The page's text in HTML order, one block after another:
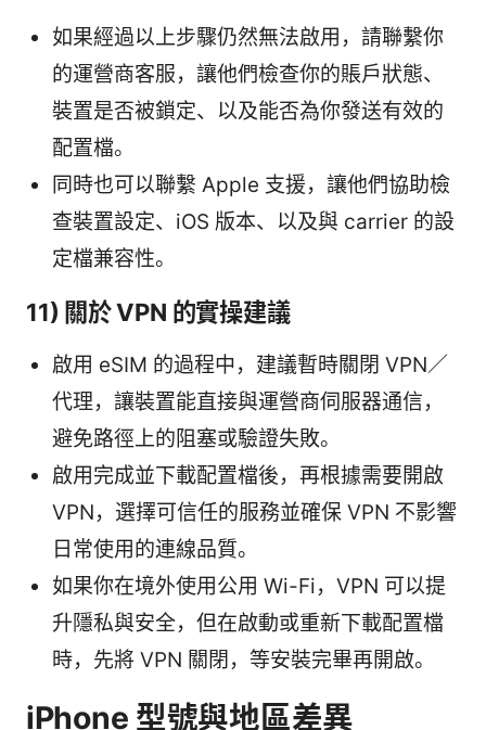
如果經過以上步驟仍然無法啟用，請聯繫你
的運營商客服，讓他們檢查你的賬戶狀態、
裝置是否被鎖定、以及能否為你發送有效的
配置檔。
同時也可以聯繫 Apple 支援，讓他們協助檢
查裝置設定、iOS 版本、以及與 carrier 的設
定檔兼容性。
11) 關於 VPN 的實操建議
啟用 eSIM 的過程中，建議暫時關閉 VPN／
代理，讓裝置能直接與運營商伺服器通信，
避免路徑上的阻塞或驗證失敗。
啟用完成並下載配置檔後，再根據需要開啟
VPN，選擇可信任的服務並確保 VPN 不影響
日常使用的連線品質。
如果你在境外使用公用 Wi-Fi，VPN 可以提
升隱私與安全，但在啟動或重新下載配置檔
時，先將 VPN 關閉，等安裝完畢再開啟。
iPhone 型號與地區差異